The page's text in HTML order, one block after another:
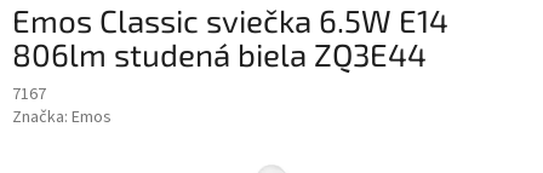
Emos Classic sviečka 6.5W E14
806lm studená biela ZQ3E44
7167
Značka: Emos